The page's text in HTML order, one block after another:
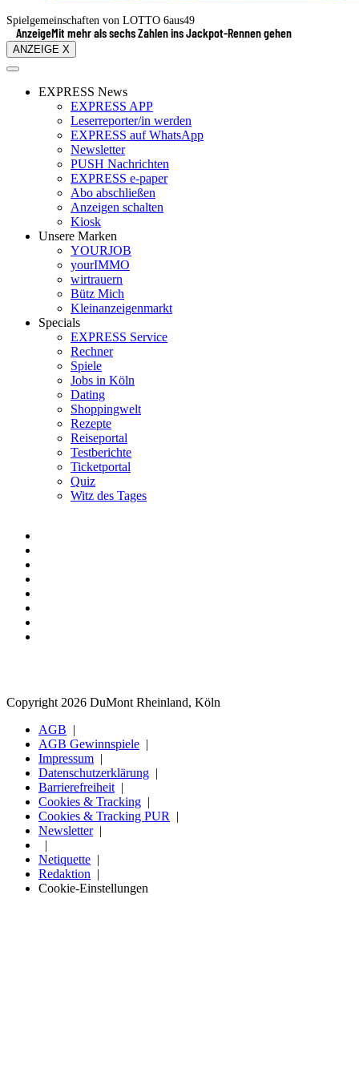
Spielgemeinschaften von LOTTO 6aus49
AnzeigeMit mehr als sechs Zahlen ins Jackpot-Rennen gehen
ANZEIGE X
EXPRESS News
EXPRESS APP
Leserreporter/in werden
EXPRESS auf WhatsApp
Newsletter
PUSH Nachrichten
EXPRESS e-paper
Abo abschließen
Anzeigen schalten
Kiosk
Unsere Marken
YOURJOB
yourIMMO
wirtrauern
Bütz Mich
Kleinanzeigenmarkt
Specials
EXPRESS Service
Rechner
Spiele
Jobs in Köln
Dating
Shoppingwelt
Rezepte
Reiseportal
Testberichte
Ticketportal
Quiz
Witz des Tages
Copyright 2026 DuMont Rheinland, Köln
AGB
AGB Gewinnspiele
Impressum
Datenschutzerklärung
Barrierefreiheit
Cookies & Tracking
Cookies & Tracking PUR
Newsletter
Netiquette
Redaktion
Cookie-Einstellungen